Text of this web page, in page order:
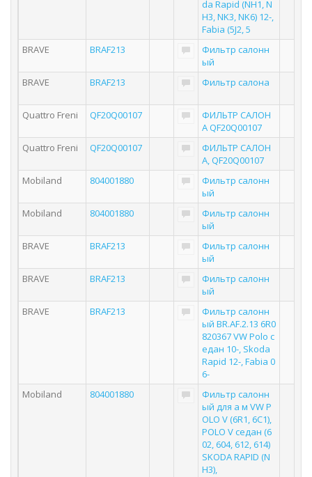
da Rapid (NH1, N
H3, NK3, NK6) 12-,
Fabia (5J2, 5
BRAVE
BRAF213
Фильтр салонн
ый
BRAVE
BRAF213 Фильтр салона
Quattro Freni QF20Q00107
ФИЛЬТР САЛОН
А QF20Q00107
Quattro Freni
QF20Q00107
ФИЛЬТР САЛОН
А, QF20Q00107
Mobiland
804001880
Фильтр салонн
ый
Mobiland
804001880
Фильтр салонн
ый
BRAVE
BRAF213
Фильтр салонн
ый
BRAVE
BRAF213
Фильтр салонн
ый
BRAVE
BRAF213
Фильтр салонн
ый BR.AF.2.13 6R0
820367 VW Polo с
едан 10-, Skoda
Rapid 12-, Fabia 0
6-
Mobiland
804001880
Фильтр салонн
ый для а м VW P
OLO V (6R1, 6C1),
POLO V седан (6
02, 604, 612, 614)
SKODA RAPID (N
H3),